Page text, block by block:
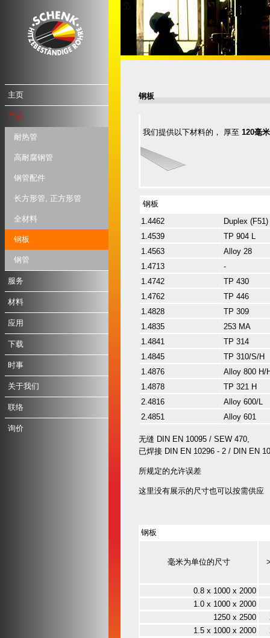
主页
产品
耐热管
高耐腐钢管
钢管配件
长方形管, 正方形管
全材料
钢板
钢管
服务
材料
应用
下载
时事
关于我们
联络
询价
钢板
我们提供以下材料的， 厚至 120毫
钢板
1.4462
Duplex (F51)
1.4539
TP 904 L
1.4563
Alloy 28
1.4713
-
1.4742
TP 430
1.4762
TP 446
1.4828
TP 309
1.4835
253 MA
1.4841
TP 314
1.4845
TP 310/S/H
1.4876
Alloy 800 H/
1.4878
TP 321 H
2.4816
Alloy 600/L
2.4851
Alloy 601
无缝 DIN EN 10095 / SEW 470,
已焊接 DIN EN 10296 - 2 / DIN EN
所规定的允许误差
这里没有展示的尺寸也可以按需供应
钢板
毫米为单位的尺寸
0.8 x 1000 x 2000
1.0 x 1000 x 2000
1250 x 2500
1.5 x 1000 x 2000